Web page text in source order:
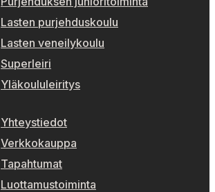
Lasten purjehduskoulu
Lasten veneilykoulu
Superleiri
Yläkoululeiritys
Yhteystiedot
Verkkokauppa
Tapahtumat
Luottamustoiminta